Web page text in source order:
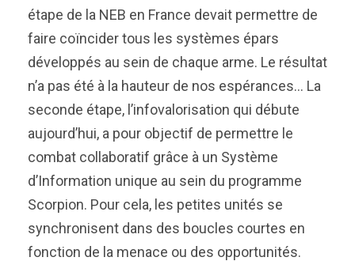
étape de la NEB en France devait permettre de
faire coïncider tous les systèmes épars
développés au sein de chaque arme. Le résultat
n’a pas été à la hauteur de nos espérances… La
seconde étape, l’infovalorisation qui débute
aujourd’hui, a pour objectif de permettre le
combat collaboratif grâce à un Système
d’Information unique au sein du programme
Scorpion. Pour cela, les petites unités se
synchronisent dans des boucles courtes en
fonction de la menace ou des opportunités.